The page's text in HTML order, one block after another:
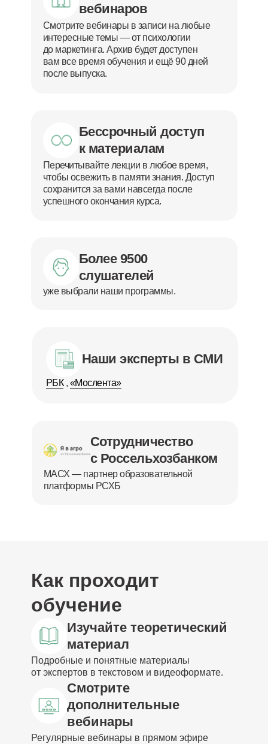
Сотрудничество
с Россельхозбанком
МАСХ — партнер образовательной
платформы РСХБ
Наши эксперты в СМИ
РБК, «Мослента»
Более 9500
слушателей
уже выбрали наши программы.
вебинаров
Смотрите вебинары в записи на любые
интересные темы — от психологии
до маркетинга. Архив будет доступен
вам все время обучения и ещё 90 дней
после выпуска.
Бессрочный доступ
к материалам
Перечитывайте лекции в любое время,
чтобы освежить в памяти знания. Доступ
сохранится за вами навсегда после
успешного окончания курса.
Как проходит
обучение
Изучайте теоретический
материал
Подробные и понятные материалы
от экспертов в текстовом и видеоформате.
Смотрите
дополнительные
вебинары
Регулярные вебинары в прямом эфире